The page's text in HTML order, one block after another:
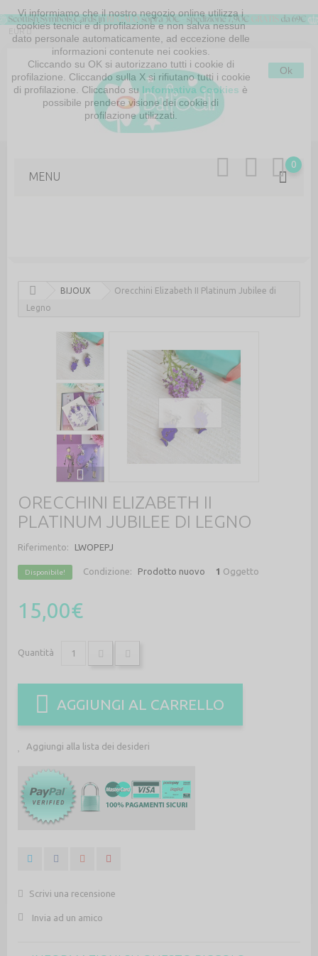
EUR
MENU
0
BIJOUX
Orecchini Elizabeth II Platinum Jubilee di
Legno
ORECCHINI ELIZABETH II
PLATINUM JUBILEE DI LEGNO
Riferimento: LWOPEPJ
Disponibile! Condizione: Prodotto nuovo 1 Oggetto
15,00€
Quantità
AGGIUNGI AL CARRELLO
Aggiungi alla lista dei desideri
Scrivi una recensione
Invia ad un amico
Vi informiamo che il nostro negozio online utilizza i
cookies tecnici e di profilazione e non salva nessun
dato personale automaticamente, ad eccezione delle
informazioni contenute nei cookies.
Cliccando su OK si autorizzano tutti i cookie di
profilazione. Cliccando sulla X si rifiutano tutti i cookie
di profilazione. Cliccando su Informativa Cookies è
possibile prendere visione dei cookie di
profilazione utilizzati.
Ok